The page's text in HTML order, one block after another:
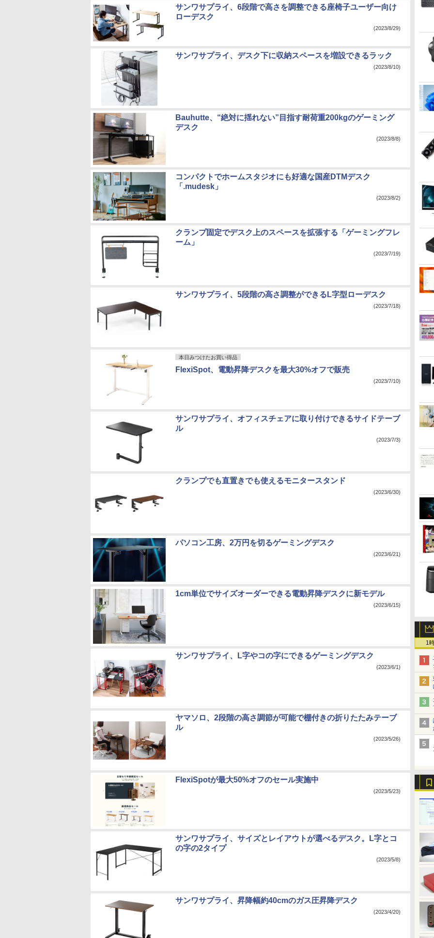
1
サンワサプライ、6段階で高さを調整できる座椅子ユーザー向け
ローデスク
(2023/8/29)
サンワサプライ、デスク下に収納スペースを増設できるラック
(2023/8/10)
Bauhutte、“絶対に揺れない”目指す耐荷重200kgのゲーミング
デスク
(2023/8/8)
コンパクトでホームスタジオにも好適な国産DTMデスク
「.mudesk」
(2023/8/2)
クランプ固定でデスク上のスペースを拡張する「ゲーミングフレ
ーム」
(2023/7/19)
サンワサプライ、5段階の高さ調整ができるL字型ローデスク
(2023/7/18)
本日みつけたお買い得品
FlexiSpot、電動昇降デスクを最大30%オフで販売
(2023/7/10)
サンワサプライ、オフィスチェアに取り付けできるサイドテーブ
ル
(2023/7/3)
クランプでも直置きでも使えるモニタースタンド
(2023/6/30)
パソコン工房、2万円を切るゲーミングデスク
(2023/6/21)
1cm単位でサイズオーダーできる電動昇降デスクに新モデル
(2023/6/15)
サンワサプライ、L字やコの字にできるゲーミングデスク
(2023/6/1)
ヤマソロ、2段階の高さ調節が可能で棚付きの折りたたみテーブ
ル
(2023/5/26)
FlexiSpotが最大50%オフのセール実施中
(2023/5/23)
サンワサプライ、サイズとレイアウトが選べるデスク。L字とコ
の字の2タイプ
(2023/5/8)
サンワサプライ、昇降幅約40cmのガス圧昇降デスク
(2023/4/20)